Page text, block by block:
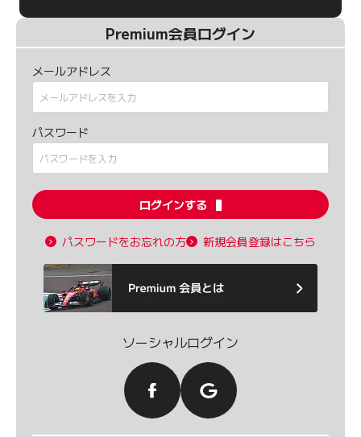
Premium会員ログイン
メールアドレス
パスワード
ログインする
パスワードをお忘れの方 新規会員登録はこちら
ソーシャルログイン